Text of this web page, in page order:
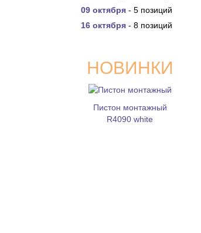
09 октября - 5 позиций
16 октября - 8 позиций
НОВИНКИ
Пистон монтажный
R4090 white